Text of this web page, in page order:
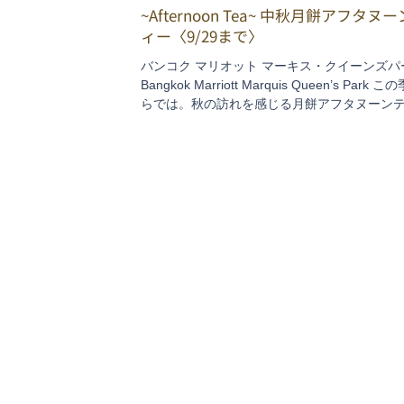
~Afternoon Tea~ 中秋月餅アフタヌー
ィー〈9/29まで〉
バンコク マリオット マーキス・クイーンズパ
Bangkok Marriott Marquis Queen’s Park この季節な
らでは。秋の訪れを感じる月餅アフタヌーンテ